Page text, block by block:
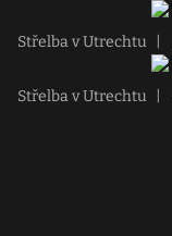
Střelba v Utrechtu
Střelba v Utrechtu